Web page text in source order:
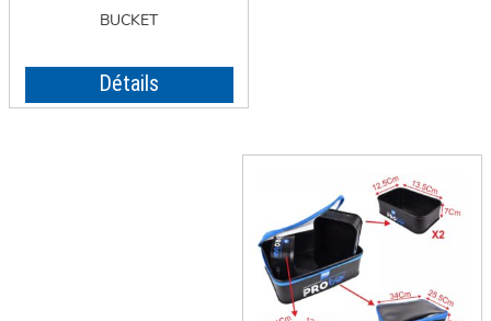
BUCKET
Détails